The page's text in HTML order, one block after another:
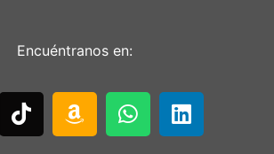
Encuéntranos en: